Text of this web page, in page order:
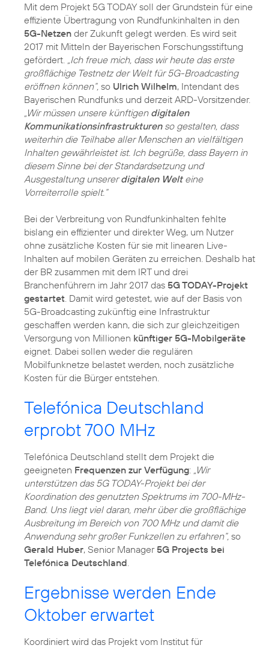
Mit dem Projekt 5G TODAY soll der Grundstein für eine
effiziente Übertragung von Rundfunkinhalten in den
5G-Netzen der Zukunft gelegt werden. Es wird seit
2017 mit Mitteln der Bayerischen Forschungsstiftung
gefördert. „Ich freue mich, dass wir heute das erste
großflächige Testnetz der Welt für 5G-Broadcasting
eröffnen können“, so Ulrich Wilhelm, Intendant des
Bayerischen Rundfunks und derzeit ARD-Vorsitzender.
„Wir müssen unsere künftigen digitalen
Kommunikationsinfrastrukturenso gestalten, dass
weiterhin die Teilhabe aller Menschen an vielfältigen
Inhalten gewährleistet ist. Ich begrüße, dass Bayern in
diesem Sinne bei der Standardsetzung und
Ausgestaltung unsererdigitalen Welteine
Vorreiterrolle spielt.“
Bei der Verbreitung von Rundfunkinhalten fehlte
bislang ein effizienter und direkter Weg, um Nutzer
ohne zusätzliche Kosten für sie mit linearen Live-
Inhalten auf mobilen Geräten zu erreichen. Deshalb hat
der BR zusammen mit dem IRT und drei
Branchenführern im Jahr 2017 das 5G TODAY-Projekt
gestartet. Damit wird getestet, wie auf der Basis von
5G-Broadcasting zukünftig eine Infrastruktur
geschaffen werden kann, die sich zur gleichzeitigen
Versorgung von Millionen künftiger 5G-Mobilgeräte
eignet. Dabei sollen weder die regulären
Mobilfunknetze belastet werden, noch zusätzliche
Kosten für die Bürger entstehen.
Telefónica Deutschland
erprobt 700 MHz
Telefónica Deutschland stellt dem Projekt die
geeigneten Frequenzen zur Verfügung: „Wir
unterstützen das 5G TODAY-Projekt bei der
Koordination des genutzten Spektrums im 700-MHz-
Band. Uns liegt viel daran, mehr über die großflächige
Ausbreitung im Bereich von 700 MHz und damit die
Anwendung sehr großer Funkzellen zu erfahren“, so
Gerald Huber, Senior Manager5G Projects bei
Telefónica Deutschland.
Ergebnisse werden Ende
Oktober erwartet
Koordiniert wird das Projekt vom Institut für